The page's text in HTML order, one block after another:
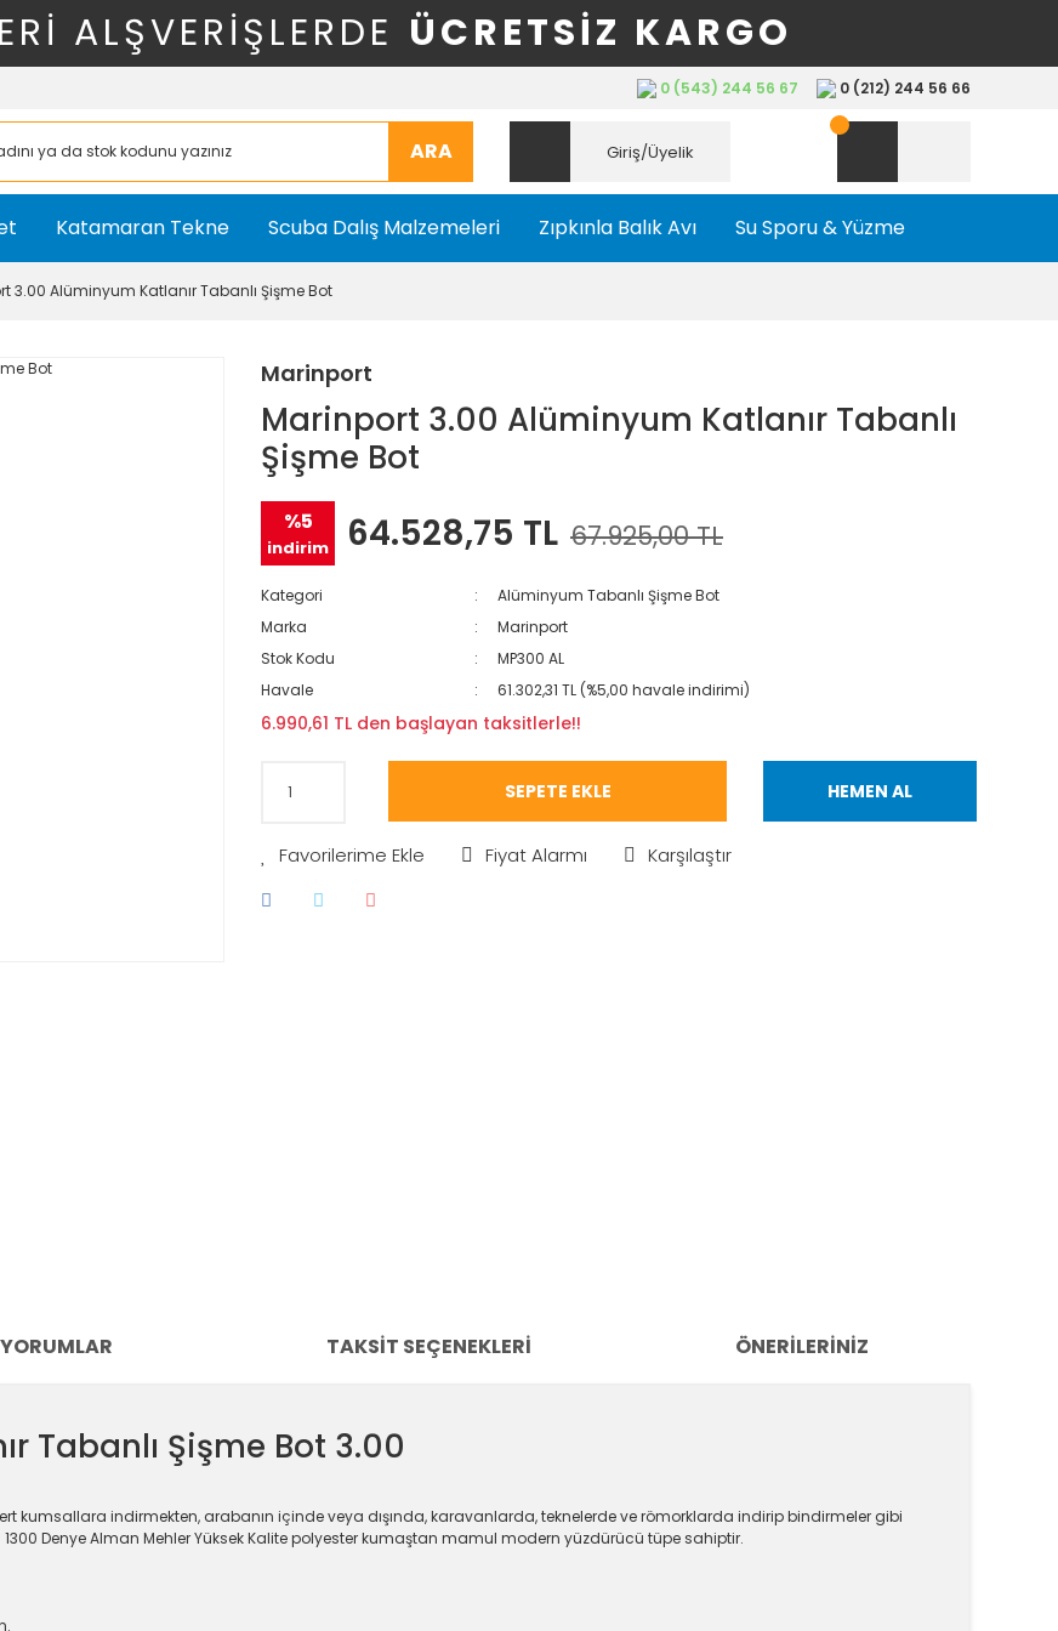
ALŞVERİŞLERDE ÜCRETSİZ KARGO
0 (543) 244 56 67 0 (212) 244 56 66
ARA Giriş/Üyelik
Katamaran Tekne Scuba Dalış Malzemeleri Zıpkınla Balık Avı Su Sporu & Yüzme
3.00 Alüminyum Katlanır Tabanlı Şişme Bot
Marinport
Marinport 3.00 Alüminyum Katlanır Tabanlı
Şişme Bot
%5
indirim 64.528,75 TL 67.925,00 TL
Kategori
Alüminyum Tabanlı Şişme Bot
Marka
Marinport
Stok Kodu
MP300 AL
Havale
61.302,31 TL (%5,00 havale indirimi)
6.990,61 TL den başlayan taksitlerle!!
SEPETE EKLE HEMEN AL
Fiyat Alarmı Karşılaştır
YORUMLAR TAKSIT SEÇENEKLERI ÖNERILERINIZ
Tabanlı Şişme Bot 3.00
kumsallara indirmekten, arabanın içinde veya dışında, karavanlarda, teknelerde ve römorklarda indirip bindirmeler gibi
1300 Denye Alman Mehler Yüksek Kalite polyester kumaştan mamul modern yüzdürücü tüpe sahiptir.